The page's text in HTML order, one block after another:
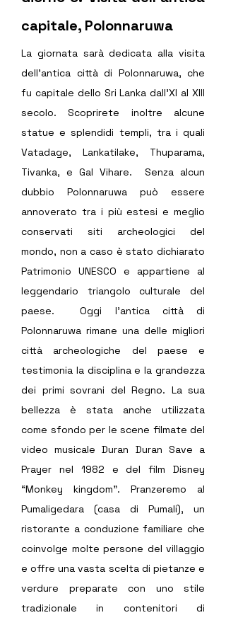
capitale, Polonnaruwa
La giornata sarà dedicata alla visita
dell'antica città di Polonnaruwa, che
fu capitale dello Sri Lanka dall'XI al XIII
secolo. Scoprirete inoltre alcune
statue e splendidi templi, tra i quali
Vatadage, Lankatilake, Thuparama,
Tivanka, e Gal Vihare.  Senza alcun
dubbio Polonnaruwa può essere
annoverato tra i più estesi e meglio
conservati siti archeologici del
mondo, non a caso è stato dichiarato
Patrimonio UNESCO e appartiene al
leggendario triangolo culturale del
paese.  Oggi l'antica città di
Polonnaruwa rimane una delle migliori
città archeologiche del paese e
testimonia la disciplina e la grandezza
dei primi sovrani del Regno. La sua
bellezza è stata anche utilizzata
come sfondo per le scene filmate del
video musicale Duran Duran Save a
Prayer nel 1982 e del film Disney
“Monkey kingdom”. Pranzeremo al
Pumaligedara (casa di Pumali), un
ristorante a conduzione familiare che
coinvolge molte persone del villaggio
e offre una vasta scelta di pietanze e
verdure preparate con uno stile
tradizionale in contenitori di